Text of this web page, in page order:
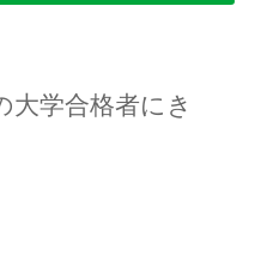
大学合格者にき